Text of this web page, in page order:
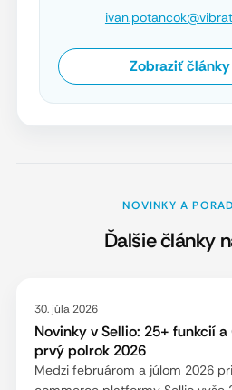
Zobraziť
NOVINKY A
Ďalšie články
30. júla 2026
Novinky v Sellio: 25+ funkcií
prvý polrok 2026
Medzi februárom a júlom 2026